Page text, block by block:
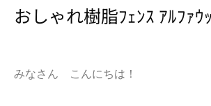
おしゃれ樹脂ﾌｪﾝｽ ｱﾙﾌｧｳ
みなさん こんにちは！